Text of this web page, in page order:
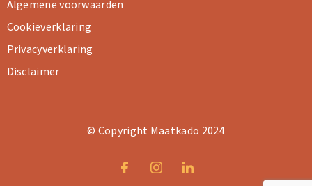
Algemene voorwaarden
Cookieverklaring
Privacyverklaring
Disclaimer
© Copyright Maatkado 2024